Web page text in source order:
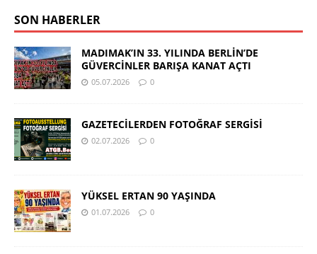
SON HABERLER
MADIMAK’IN 33. YILINDA BERLİN’DE
GÜVERCİNLER BARIŞA KANAT AÇTI
05.07.2026 0
GAZETECİLERDEN FOTOĞRAF SERGİSİ
02.07.2026 0
YÜKSEL ERTAN 90 YAŞINDA
01.07.2026 0